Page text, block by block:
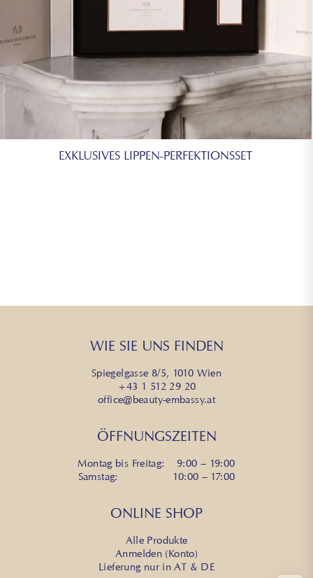
EXKLUSIVES LIPPEN-PERFEKTIONSSET
WIE SIE UNS FINDEN
Spiegelgasse 8/5, 1010 Wien
+43 1 512 29 20
office@beauty-embassy.at
ÖFFNUNGSZEITEN
Montag bis Freitag: 9:00 – 19:00
Samstag: 10:00 – 17:00
ONLINE SHOP
Alle Produkte
Anmelden (Konto)
Lieferung nur in AT & DE